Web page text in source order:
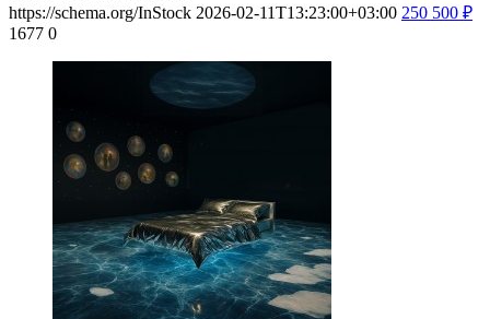
https://schema.org/InStock 2026-02-11T13:23:00+03:00 250 500 ₽
1677 0